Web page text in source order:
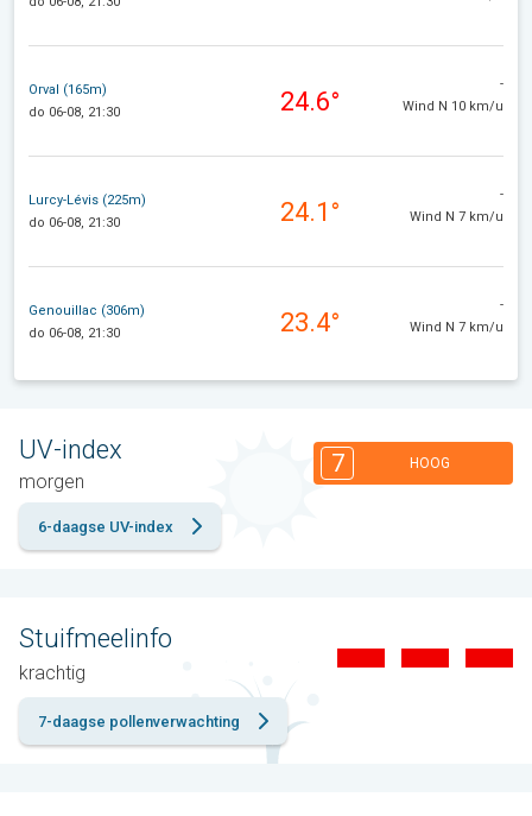
Orval (165m)
do 06-08, 21:30
24.6°
-
Wind N 10 km/u
Lurcy-Lévis (225m)
do 06-08, 21:30
24.1°
-
Wind N 7 km/u
Genouillac (306m)
do 06-08, 21:30
23.4°
-
Wind N 7 km/u
UV-index
morgen
7 HOOG
6-daagse UV-index
Stuifmeelinfo
krachtig
7-daagse pollenverwachting